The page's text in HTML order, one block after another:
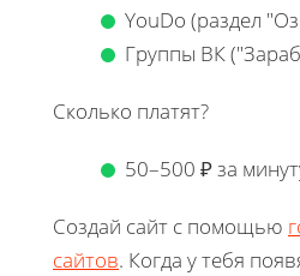
YouDo (раздел
Группы ВК
Сколько платят?
50–500 ₽ за
Создай сайт с помощью
сайтов. Когда у тебя